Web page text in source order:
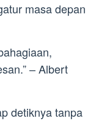
masa depan
– Albert
detiknya tanpa